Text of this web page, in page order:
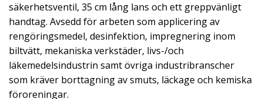
säkerhetsventil, 35 cm lång lans och ett greppvänligt
handtag. Avsedd för arbeten som applicering av
rengöringsmedel, desinfektion, impregnering inom
biltvätt, mekaniska verkstäder, livs-/och
läkemedelsindustrin samt övriga industribranscher
som kräver borttagning av smuts, läckage och kemiska
föroreningar.